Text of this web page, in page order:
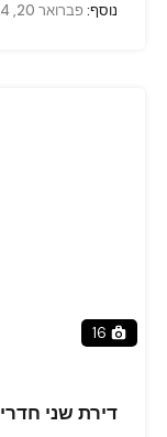
נוסף:פברואר 20, 2024
16
דירת שני